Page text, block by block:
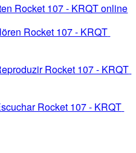
Rocket 107 - KRQT online
Rocket 107 - KRQT
Rocket 107 - KRQT
Rocket 107 - KRQT